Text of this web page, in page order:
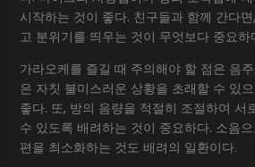
시작하는 것이 좋다. 친구들과 함께 간다
고 분위기를 띄우는 것이 무엇보다 중요하
가라오케를 즐길 때 주의해야 할 점은 음
은 자칫 불미스러운 상황을 초래할 수 있
좋다. 또, 방의 음량을 적절히 조절하여 서
수 있도록 배려하는 것이 중요하다. 소음
편을 최소화하는 것도 배려의 일환이다.